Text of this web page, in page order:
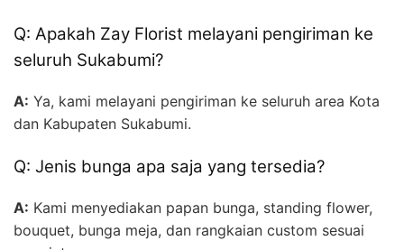
Q: Apakah Zay Florist melayani pengiriman ke
seluruh Sukabumi?
A: Ya, kami melayani pengiriman ke seluruh area Kota
dan Kabupaten Sukabumi.
Q: Jenis bunga apa saja yang tersedia?
A: Kami menyediakan papan bunga, standing flower,
bouquet, bunga meja, dan rangkaian custom sesuai